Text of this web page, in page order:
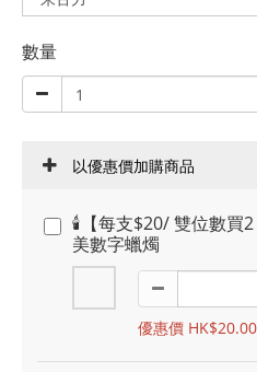
數量
以優惠價加購商品
🕯️【每支$20/ 雙位數買
美數字蠟燭
優惠價 HK$20.00